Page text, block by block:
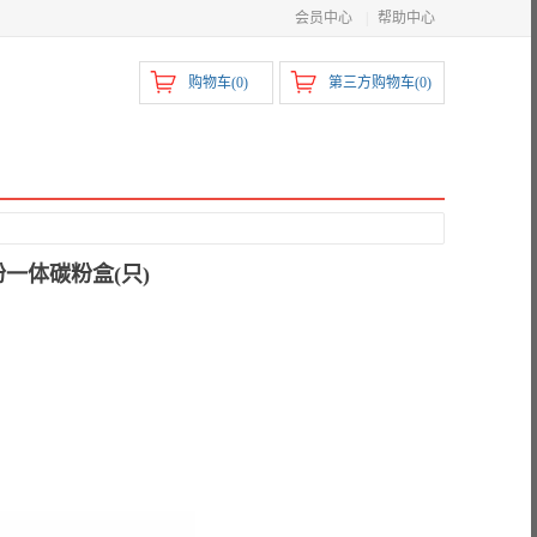
会员中心 帮助中心
第三方购物车(0)
购物车(0)
体碳粉盒(只)